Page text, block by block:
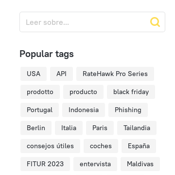
Popular tags
USA API RateHawk Pro Series
prodotto producto black friday
Portugal Indonesia Phishing
Berlin Italia Paris Tailandia
consejos útiles coches España
FITUR 2023 entervista Maldivas